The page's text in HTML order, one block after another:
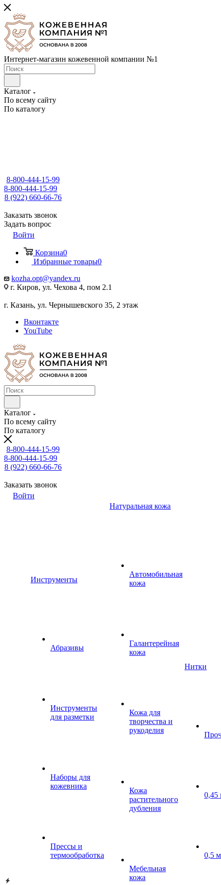
Интернет-магазин кожевенной компании №1
Каталог
По всему сайту
По каталогу
8-800-444-15-99
8-800-444-15-99
8 (922) 660-66-76
Заказать звонок
Задать вопрос
Войти
Корзина0
Избранные товары0
kozha.opt@yandex.ru
г. Киров, ул. Чехова 4, пом 2.1
г. Казань, ул. Чернышевского 35, 2 этаж
Вконтакте
YouTube
Каталог
По всему сайту
По каталогу
8-800-444-15-99
8-800-444-15-99
8 (922) 660-66-76
Заказать звонок
Войти
Инструменты
Абразивы
Инструменты
для разметки
Наборы для
кожевника
Прессы и
термообработка
Натуральная кожа
Автомобильная
кожа
Галантерейная
кожа
Кожа для
творчества и
рукоделия
Кожа
растительного
дубления
Мебельная
кожа
Нитки
0,45
0,5